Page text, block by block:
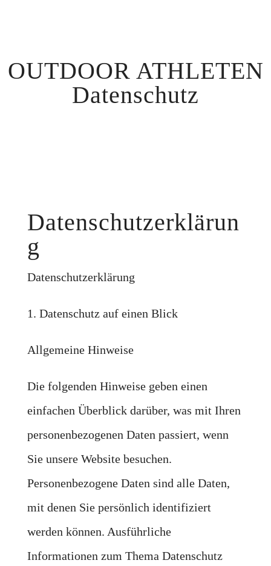
OUTDOOR ATHLETEN
Datenschutz
Datenschutzerklärun
g
Datenschutzerklärung
1. Datenschutz auf einen Blick
Allgemeine Hinweise
Die folgenden Hinweise geben einen
einfachen Überblick darüber, was mit Ihren
personenbezogenen Daten passiert, wenn
Sie unsere Website besuchen.
Personenbezogene Daten sind alle Daten,
mit denen Sie persönlich identifiziert
werden können. Ausführliche
Informationen zum Thema Datenschutz